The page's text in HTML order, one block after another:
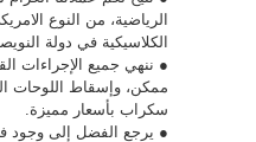
الرياضية، من النوع
الكلاسيكية في دولة
● ننهي جميع الإجراءات
ممكن، وإسقاط اللوحات
سكراب بأسعار مميزة.
● يرجع الفضل إلى وجود